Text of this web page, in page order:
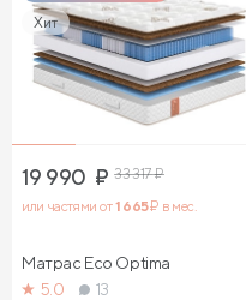
Хит
19 990 ₽ 33 317₽
или частями от1 665₽ в мес.
Матрас Eco Optima
5.0
13